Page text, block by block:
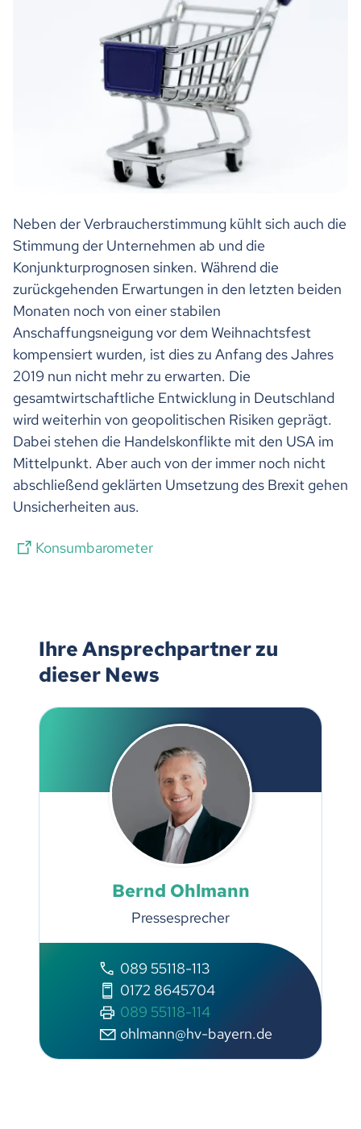
Neben der Verbraucherstimmung kühlt sich auch die
Stimmung der Unternehmen ab und die
Konjunkturprognosen sinken. Während die
zurückgehenden Erwartungen in den letzten beiden
Monaten noch von einer stabilen
Anschaffungsneigung vor dem Weihnachtsfest
kompensiert wurden, ist dies zu Anfang des Jahres
2019 nun nicht mehr zu erwarten. Die
gesamtwirtschaftliche Entwicklung in Deutschland
wird weiterhin von geopolitischen Risiken geprägt.
Dabei stehen die Handelskonflikte mit den USA im
Mittelpunkt. Aber auch von der immer noch nicht
abschließend geklärten Umsetzung des Brexit gehen
Unsicherheiten aus.
Konsumbarometer
Ihre Ansprechpartner zu
dieser News
Bernd Ohlmann
Pressesprecher
089 55118-113
0172 8645704
089 55118-114
ohlmann@hv-bayern.de